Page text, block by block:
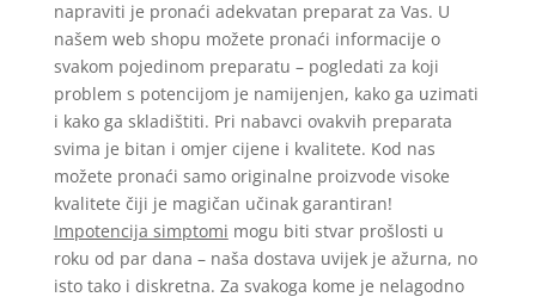
napraviti je pronaći adekvatan preparat za Vas. U
našem web shopu možete pronaći informacije o
svakom pojedinom preparatu – pogledati za koji
problem s potencijom je namijenjen, kako ga uzimati
i kako ga skladištiti. Pri nabavci ovakvih preparata
svima je bitan i omjer cijene i kvalitete. Kod nas
možete pronaći samo originalne proizvode visoke
kvalitete čiji je magičan učinak garantiran!
Impotencija simptomi mogu biti stvar prošlosti u
roku od par dana – naša dostava uvijek je ažurna, no
isto tako i diskretna. Za svakoga kome je nelagodno